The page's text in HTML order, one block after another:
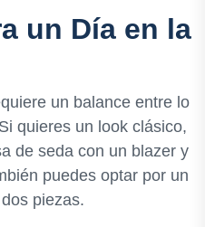
un Día en la
un balance entre lo
quieres un look clásico,
de seda con un blazer y
puedes optar por un
piezas.